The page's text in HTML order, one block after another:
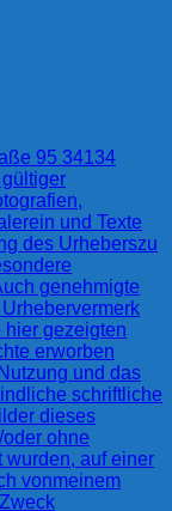
95 34134
und Texte
des Urheberszu
genehmigte
gezeigten
erworben
und das
schriftliche
dieses
ohne
wurden, auf einer
vonmeinem